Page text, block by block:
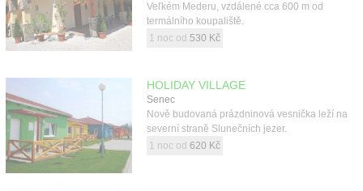
Veľkém Mederu, vzdálené cca 600 m od
termálního koupaliště.
1 noc od 530 Kč
HOLIDAY VILLAGE
Senec
Nově budovaná prázdninová vesnička leží na
severní straně Slunečních jezer.
1 noc od 620 Kč